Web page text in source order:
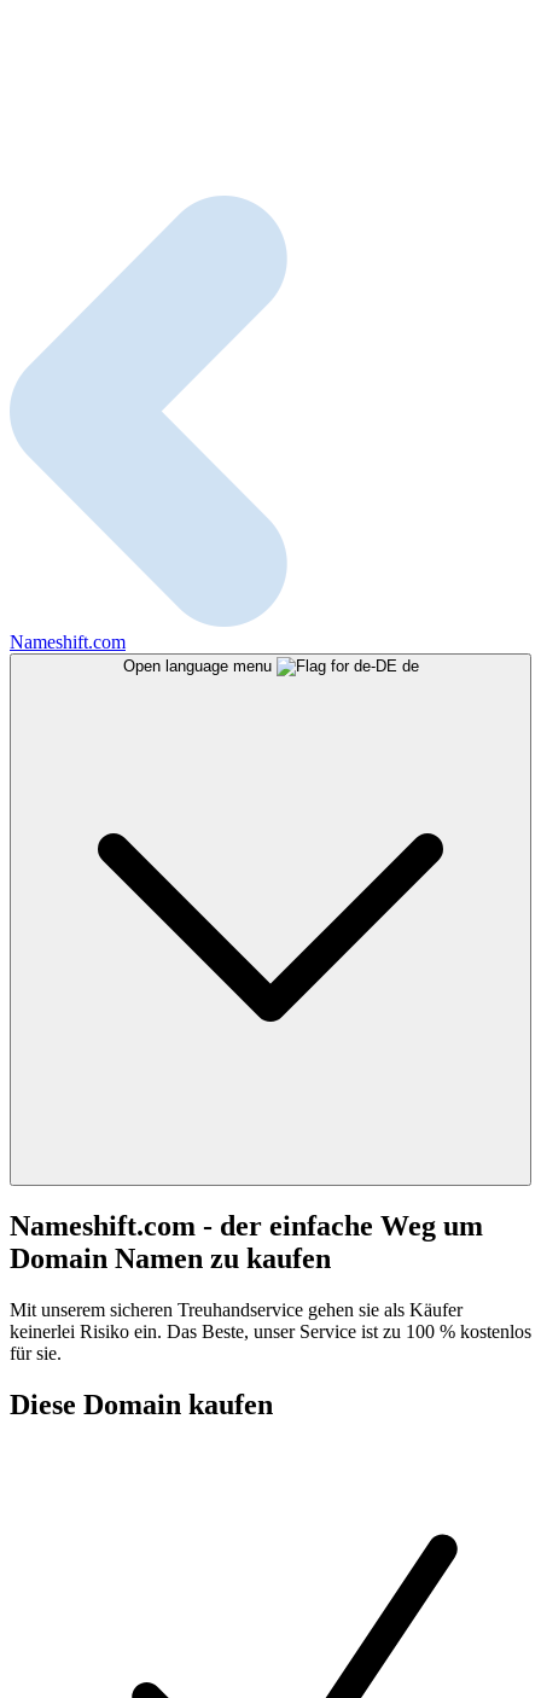
Nameshift.com
Open language menu de
Nameshift.com - der einfache Weg um
Domain Namen zu kaufen
Mit unserem sicheren Treuhandservice gehen sie als Käufer
keinerlei Risiko ein. Das Beste, unser Service ist zu 100 % kostenlos
für sie.
Diese Domain kaufen